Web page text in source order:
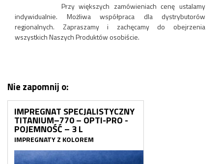
Przy większych zamówieniach cenę ustalamy
indywidualnie. Możliwa współpraca dla dystrybutorów
regionalnych. Zapraszamy i zachęcamy do obejrzenia
wszystkich Naszych Produktów osobiście.
Nie zapomnij o:
IMPREGNAT SPECJALISTYCZNY
TITANIUM–770 – OPTI-PRO -
POJEMNOŚĆ – 3 L
IMPREGNATY Z KOLOREM